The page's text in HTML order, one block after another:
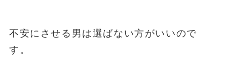
不安にさせる男は選ばない方がいいので
す。